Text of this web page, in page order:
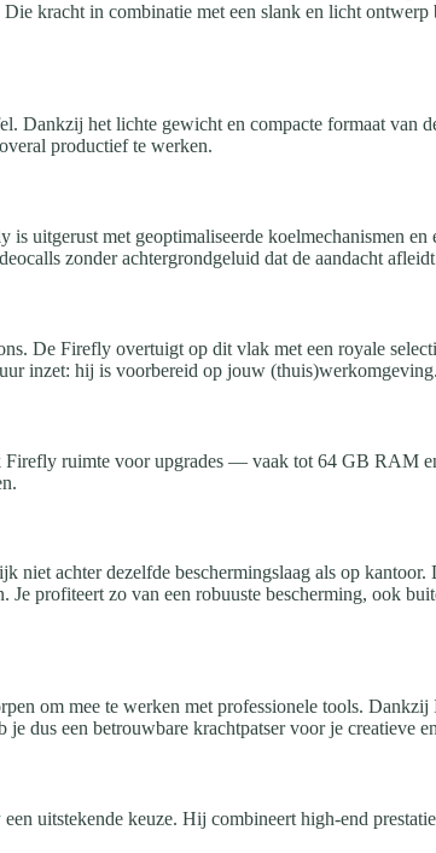
kracht in combinatie met een slank en licht ontwerp
Dankzij het lichte gewicht en compacte formaat van
productief te werken.
uitgerust met geoptimaliseerde koelmechanismen en
zonder achtergrondgeluid dat de aandacht
De Firefly overtuigt op dit vlak met een royale
inzet: hij is voorbereid op jouw (thuis)werkomgeving.
ruimte voor upgrades — vaak tot 64 GB RAM
niet achter dezelfde beschermingslaag als op
profiteert zo van een robuuste bescherming, ook
om mee te werken met professionele tools.
dus een betrouwbare krachtpatser voor je creatieve
een uitstekende keuze. Hij combineert high-end